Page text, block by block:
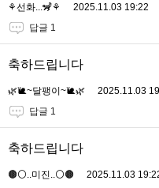
⚘️선화...🦨⚘️
2025.11.03 19:22
답글 1
축하드립니다
🌿🐌~달팽이~🐌🌿
2025.11.03
답글 1
축하드립니다
🟤⚪️..미진..⚪️🟤
2025.11.03